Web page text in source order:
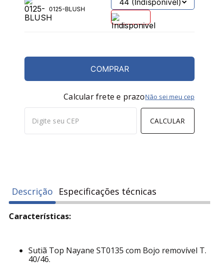
0125-BLUSH
COMPRAR
Calcular frete e prazo
CALCULAR
Não sei meu cep
Descrição Especificações técnicas
Características:
Sutiã Top Nayane ST0135 com Bojo removível T.
40/46.